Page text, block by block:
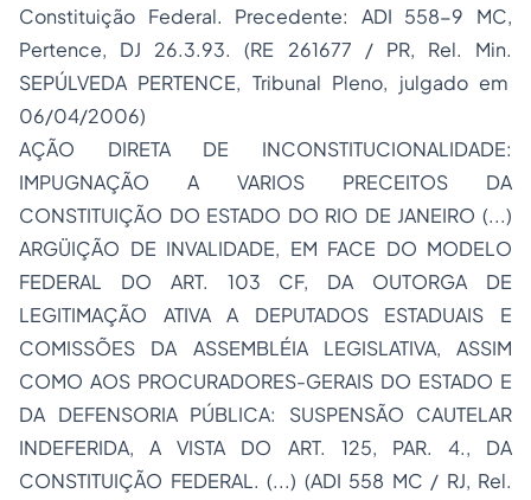
Constituição Federal. Precedente: ADI 558-9 MC,
Pertence, DJ 26.3.93. (RE 261677 / PR, Rel. Min.
SEPÚLVEDA PERTENCE, Tribunal Pleno, julgado em
06/04/2006)
AÇÃO DIRETA DE INCONSTITUCIONALIDADE:
IMPUGNAÇÃO A VARIOS PRECEITOS DA
CONSTITUIÇÃO DO ESTADO DO RIO DE JANEIRO (...)
ARGÜIÇÃO DE INVALIDADE, EM FACE DO MODELO
FEDERAL DO ART. 103 CF, DA OUTORGA DE
LEGITIMAÇÃO ATIVA A DEPUTADOS ESTADUAIS E
COMISSÕES DA ASSEMBLÉIA LEGISLATIVA, ASSIM
COMO AOS PROCURADORES-GERAIS DO ESTADO E
DA DEFENSORIA PÚBLICA: SUSPENSÃO CAUTELAR
INDEFERIDA, A VISTA DO ART. 125, PAR. 4., DA
CONSTITUIÇÃO FEDERAL. (...) (ADI 558 MC / RJ, Rel.